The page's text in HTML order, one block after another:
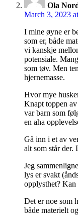
Ola
March 3, 2023
I mine øyne er
som er, både
vi kanskje
potensiale.
som tøv. Men
hjernemasse.
Hvor mye
Knapt toppen
var barn som
en aha
Gå inn i et av
alt som står der.
Jeg
lys er svakt
opplysthet? Kan
Det er noe som
både materielt